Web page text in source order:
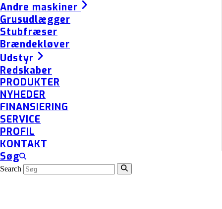
Andre maskiner
Grusudlægger
Stubfræser
Brændekløver
Udstyr
Redskaber
PRODUKTER
NYHEDER
FINANSIERING
SERVICE
PROFIL
KONTAKT
Søg
Search